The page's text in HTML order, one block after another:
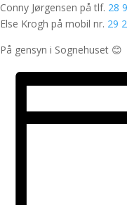
Conny Jørgensen på tlf. 28
Else Krogh på mobil nr. 29
På gensyn i Sognehuset 😊